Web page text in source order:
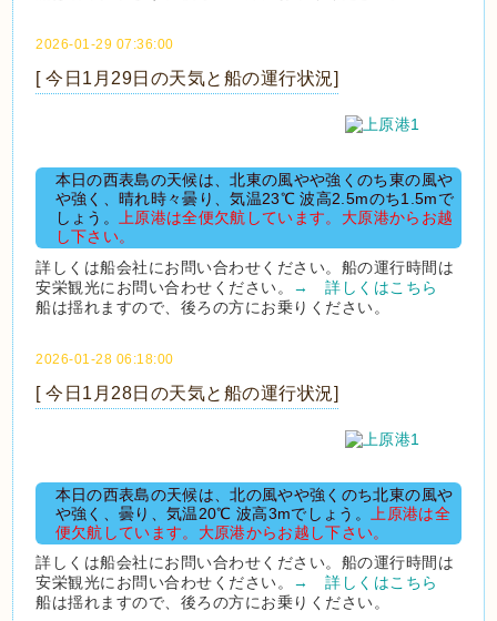
2026-01-29 07:36:00
[ 今日1月29日の天気と船の運行状況]
本日の西表島の天候は、北東の風やや強くのち東の風や
や強く、晴れ時々曇り、気温23℃ 波高2.5mのち1.5mで
しょう。
上原港は全便欠航しています。大原港からお越
し下さい。
詳しくは船会社にお問い合わせください。船の運行時間は
安栄観光にお問い合わせください。
→ 詳しくはこちら
船は揺れますので、後ろの方にお乗りください。
2026-01-28 06:18:00
[ 今日1月28日の天気と船の運行状況]
本日の西表島の天候は、北の風やや強くのち北東の風や
や強く、曇り、気温20℃ 波高3mでしょう。
上原港は全
便欠航しています。大原港からお越し下さい。
詳しくは船会社にお問い合わせください。船の運行時間は
安栄観光にお問い合わせください。
→ 詳しくはこちら
船は揺れますので、後ろの方にお乗りください。